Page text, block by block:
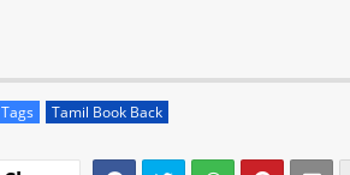
Tags Tamil Book Back